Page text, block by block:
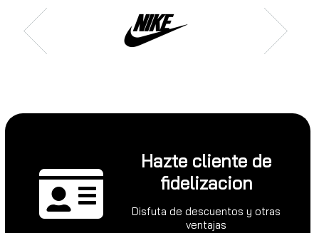
Hazte cliente de
fidelizacion
Disfuta de descuentos y otras
ventajas